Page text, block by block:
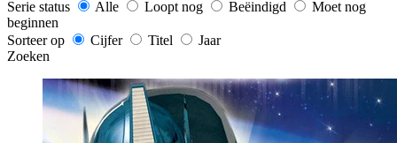
Serie status
Alle Loopt nog Beëindigd
Moet nog
beginnen
Sorteer op
Cijfer Titel
Jaar
Zoeken